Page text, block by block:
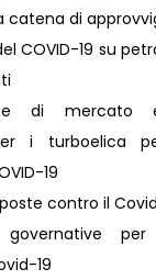
catena di
COVID-19 su
di mercato
i turboelica
19
contro il
governative
19